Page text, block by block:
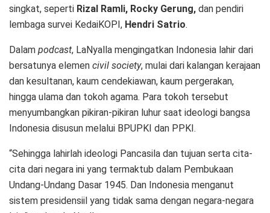
singkat, seperti Rizal Ramli, Rocky Gerung, dan pendiri
lembaga survei KedaiKOPI, Hendri Satrio.
Dalam podcast, LaNyalla mengingatkan Indonesia lahir dari
bersatunya elemen civil society, mulai dari kalangan kerajaan
dan kesultanan, kaum cendekiawan, kaum pergerakan,
hingga ulama dan tokoh agama. Para tokoh tersebut
menyumbangkan pikiran-pikiran luhur saat ideologi bangsa
Indonesia disusun melalui BPUPKI dan PPKI.
“Sehingga lahirlah ideologi Pancasila dan tujuan serta cita-
cita dari negara ini yang termaktub dalam Pembukaan
Undang-Undang Dasar 1945. Dan Indonesia menganut
sistem presidensiil yang tidak sama dengan negara-negara